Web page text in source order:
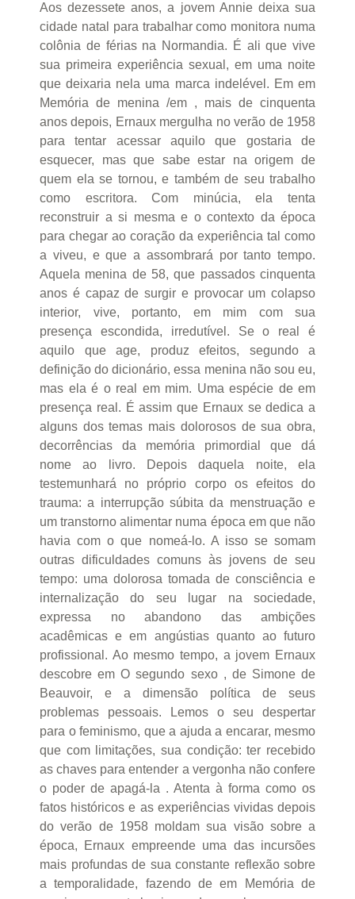
Aos dezessete anos, a jovem Annie deixa sua
cidade natal para trabalhar como monitora numa
colônia de férias na Normandia. É ali que vive
sua primeira experiência sexual, em uma noite
que deixaria nela uma marca indelével. Em em
Memória de menina /em , mais de cinquenta
anos depois, Ernaux mergulha no verão de 1958
para tentar acessar aquilo que gostaria de
esquecer, mas que sabe estar na origem de
quem ela se tornou, e também de seu trabalho
como escritora. Com minúcia, ela tenta
reconstruir a si mesma e o contexto da época
para chegar ao coração da experiência tal como
a viveu, e que a assombrará por tanto tempo.
Aquela menina de 58, que passados cinquenta
anos é capaz de surgir e provocar um colapso
interior, vive, portanto, em mim com sua
presença escondida, irredutível. Se o real é
aquilo que age, produz efeitos, segundo a
definição do dicionário, essa menina não sou eu,
mas ela é o real em mim. Uma espécie de em
presença real. É assim que Ernaux se dedica a
alguns dos temas mais dolorosos de sua obra,
decorrências da memória primordial que dá
nome ao livro. Depois daquela noite, ela
testemunhará no próprio corpo os efeitos do
trauma: a interrupção súbita da menstruação e
um transtorno alimentar numa época em que não
havia com o que nomeá-lo. A isso se somam
outras dificuldades comuns às jovens de seu
tempo: uma dolorosa tomada de consciência e
internalização do seu lugar na sociedade,
expressa no abandono das ambições
acadêmicas e em angústias quanto ao futuro
profissional. Ao mesmo tempo, a jovem Ernaux
descobre em O segundo sexo , de Simone de
Beauvoir, e a dimensão política de seus
problemas pessoais. Lemos o seu despertar
para o feminismo, que a ajuda a encarar, mesmo
que com limitações, sua condição: ter recebido
as chaves para entender a vergonha não confere
o poder de apagá-la . Atenta à forma como os
fatos históricos e as experiências vividas depois
do verão de 1958 moldam sua visão sobre a
época, Ernaux empreende uma das incursões
mais profundas de sua constante reflexão sobre
a temporalidade, fazendo de em Memória de